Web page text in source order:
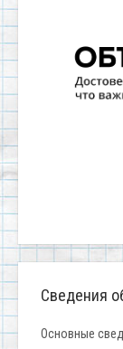
Сведения
Основные